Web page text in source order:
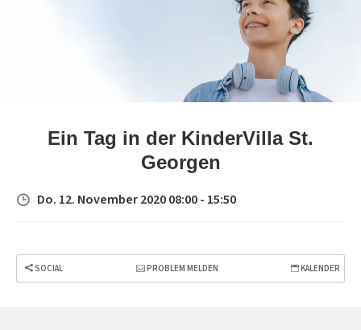
Ein Tag in der KinderVilla St.
Georgen
Do. 12. November 2020 08:00 - 15:50
SOCIAL PROBLEM MELDEN KALENDER